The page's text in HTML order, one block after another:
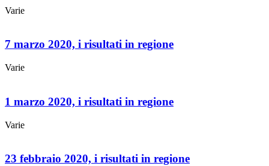
Varie
7 marzo 2020, i risultati in regione
Varie
1 marzo 2020, i risultati in regione
Varie
23 febbraio 2020, i risultati in regione